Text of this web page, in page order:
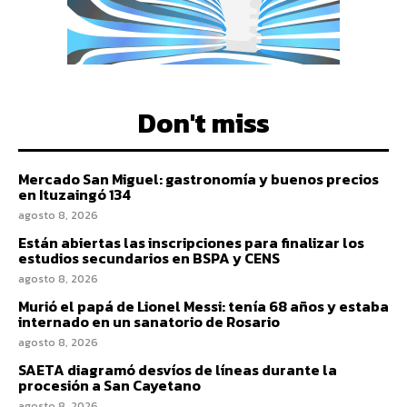
Don't miss
Mercado San Miguel: gastronomía y buenos precios
en Ituzaingó 134
agosto 8, 2026
Están abiertas las inscripciones para finalizar los
estudios secundarios en BSPA y CENS
agosto 8, 2026
Murió el papá de Lionel Messi: tenía 68 años y estaba
internado en un sanatorio de Rosario
agosto 8, 2026
SAETA diagramó desvíos de líneas durante la
procesión a San Cayetano